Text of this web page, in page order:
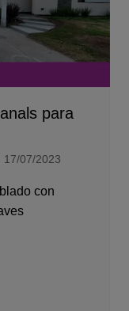
para
17/07/2023
con